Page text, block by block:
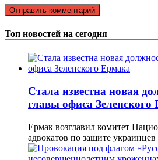
Топ новостей на сегодня
Стала известна новая
главы офиса Зеленского
Ермак возглавил комитет
адвокатов по защите